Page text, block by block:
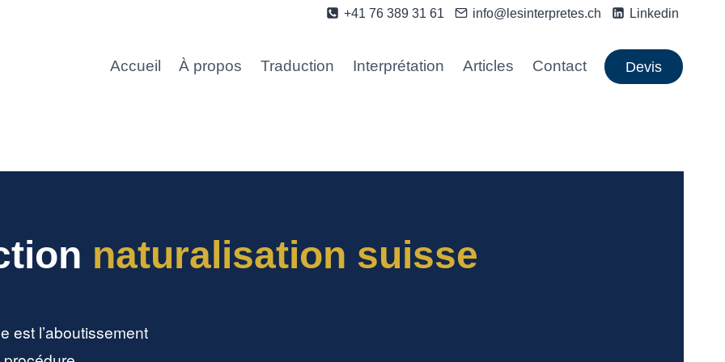
+41 76 389 31 61 info@lesinterpretes.ch Linkedin
Accueil À propos Traduction Interprétation Articles Contact Devis
naturalisation suisse
est l’aboutissement